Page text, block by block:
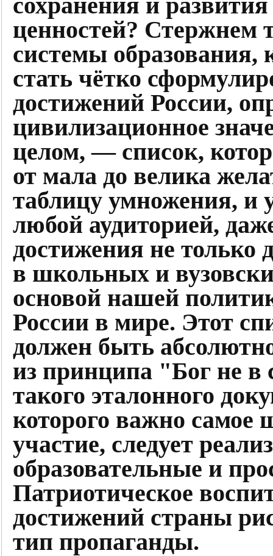
ценностей? Стержнем
системы образования,
стать чётко
достижений России,
цивилизационное
целом, — список,
от мала до велика
таблицу умножения, и
любой аудиторией,
достижения не
в школьных и
основой нашей
России в мире. Этот
должен быть
из принципа "Бог не в
такого эталонного
которого важно самое
участие, следует
образовательные и
Патриотическое
достижений страны
тип пропаганды.